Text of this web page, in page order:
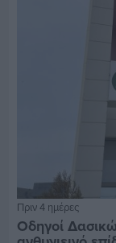
Πριν 4 ημέρες
Οδηγοί